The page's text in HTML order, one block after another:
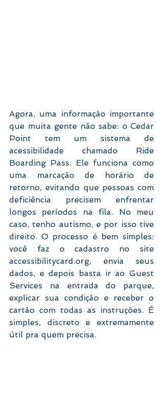
Agora, uma informação importante
que muita gente não sabe: o Cedar
Point tem um sistema de
acessibilidade chamado Ride
Boarding Pass. Ele funciona como
uma marcação de horário de
retorno, evitando que pessoas com
deficiência precisem enfrentar
longos períodos na fila. No meu
caso, tenho autismo, e por isso tive
direito. O processo é bem simples:
você faz o cadastro no site
accessibilitycard.org, envia seus
dados, e depois basta ir ao Guest
Services na entrada do parque,
explicar sua condição e receber o
cartão com todas as instruções. É
simples, discreto e extremamente
útil pra quem precisa.